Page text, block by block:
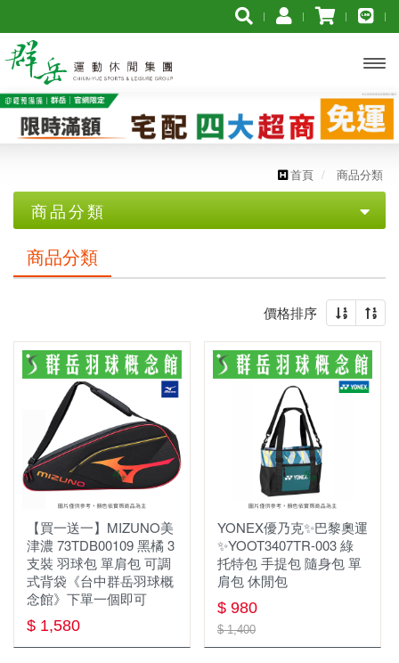
主選
首頁 商品分類
商品分類
優惠專區
2026年台北公開賽
❖巴黎奧運周邊❖
✧官網限定 單件45折起✧
年度出清
✧٩ 優惠服飾 و✧
⏦ MIZUNO服飾 ⏦
群岳嚴選 ⌔F4自有品牌⌔
服飾
男上衣
女上衣
男下著
慢跑鞋
羽球鞋
YONEX優乃克
MIZUNO美津濃
羽球拍
羽球線
商品分類
價格排序
【買一送一】MIZUNO美
津濃 73TDB00109 黑橘 3
支裝 羽球包 單肩包 可調
式背袋《台中群岳羽球概
念館》下單一個即可
$ 1,580
YONEX優乃克✨巴黎奧運
✨YOOT3407TR-003 綠
托特包 手提包 隨身包 單
肩包 休閒包
$ 980
$ 1,400